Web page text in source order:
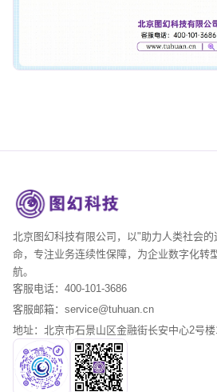
北京图幻科技有限公司，以"助力人类社会
命，专注业务连续性保障，为企业数字化转
航。
客服电话：400-101-3686
客服邮箱：service@tuhuan.cn
地址：北京市石景山区金融街长安中心2号